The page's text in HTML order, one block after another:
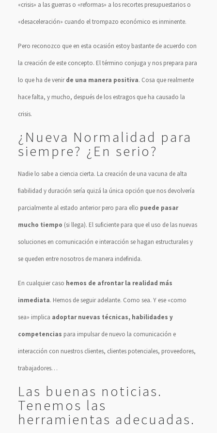
«crisis» a las guerras o «reformas» a los recortes presupuestarios o
«desaceleración» cuando el trompazo económico es inminente.
Pero reconozco que en esta ocasión estoy bastante de acuerdo con
la creación de este concepto. El término conjuga y nos prepara para
lo que ha de venirde una manera positiva. Cosa que realmente
hace falta, y mucho, después de los estragos que ha causado la
crisis.
¿Nueva Normalidad para
siempre? ¿En serio?
Nadie lo sabe a ciencia cierta. La creación de una vacuna de alta
fiabilidad y duración sería quizá la única opción que nos devolvería
parcialmente al estado anterior pero para ello puede pasar
mucho tiempo (si llega). El suficiente para que el uso de las nuevas
soluciones en comunicación e interacción se hagan estructurales y
se queden entre nosotros de manera indefinida.
En cualquier caso hemos de afrontar la realidad más
inmediata. Hemos de seguir adelante. Como sea. Y ese «como
sea» implica adoptar nuevas técnicas, habilidades y
competencias para impulsar de nuevo la comunicación e
interacción con nuestros clientes, clientes potenciales, proveedores,
trabajadores…
Las buenas noticias.
Tenemos las
herramientas adecuadas.